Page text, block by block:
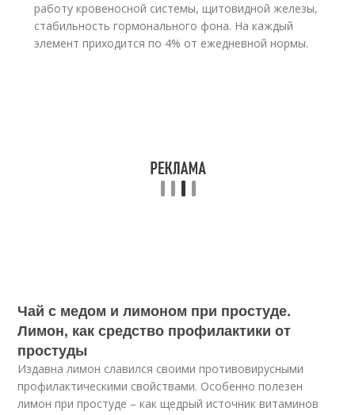
работу кровеносной системы, щитовидной железы,
стабильность гормонального фона. На каждый
элемент приходится по 4% от ежедневной нормы.
Чай с медом и лимоном при простуде.
Лимон, как средство профилактики от
простуды
Издавна лимон славился своими противовирусными
профилактическими свойствами. Особенно полезен
лимон при простуде – как щедрый источник витаминов